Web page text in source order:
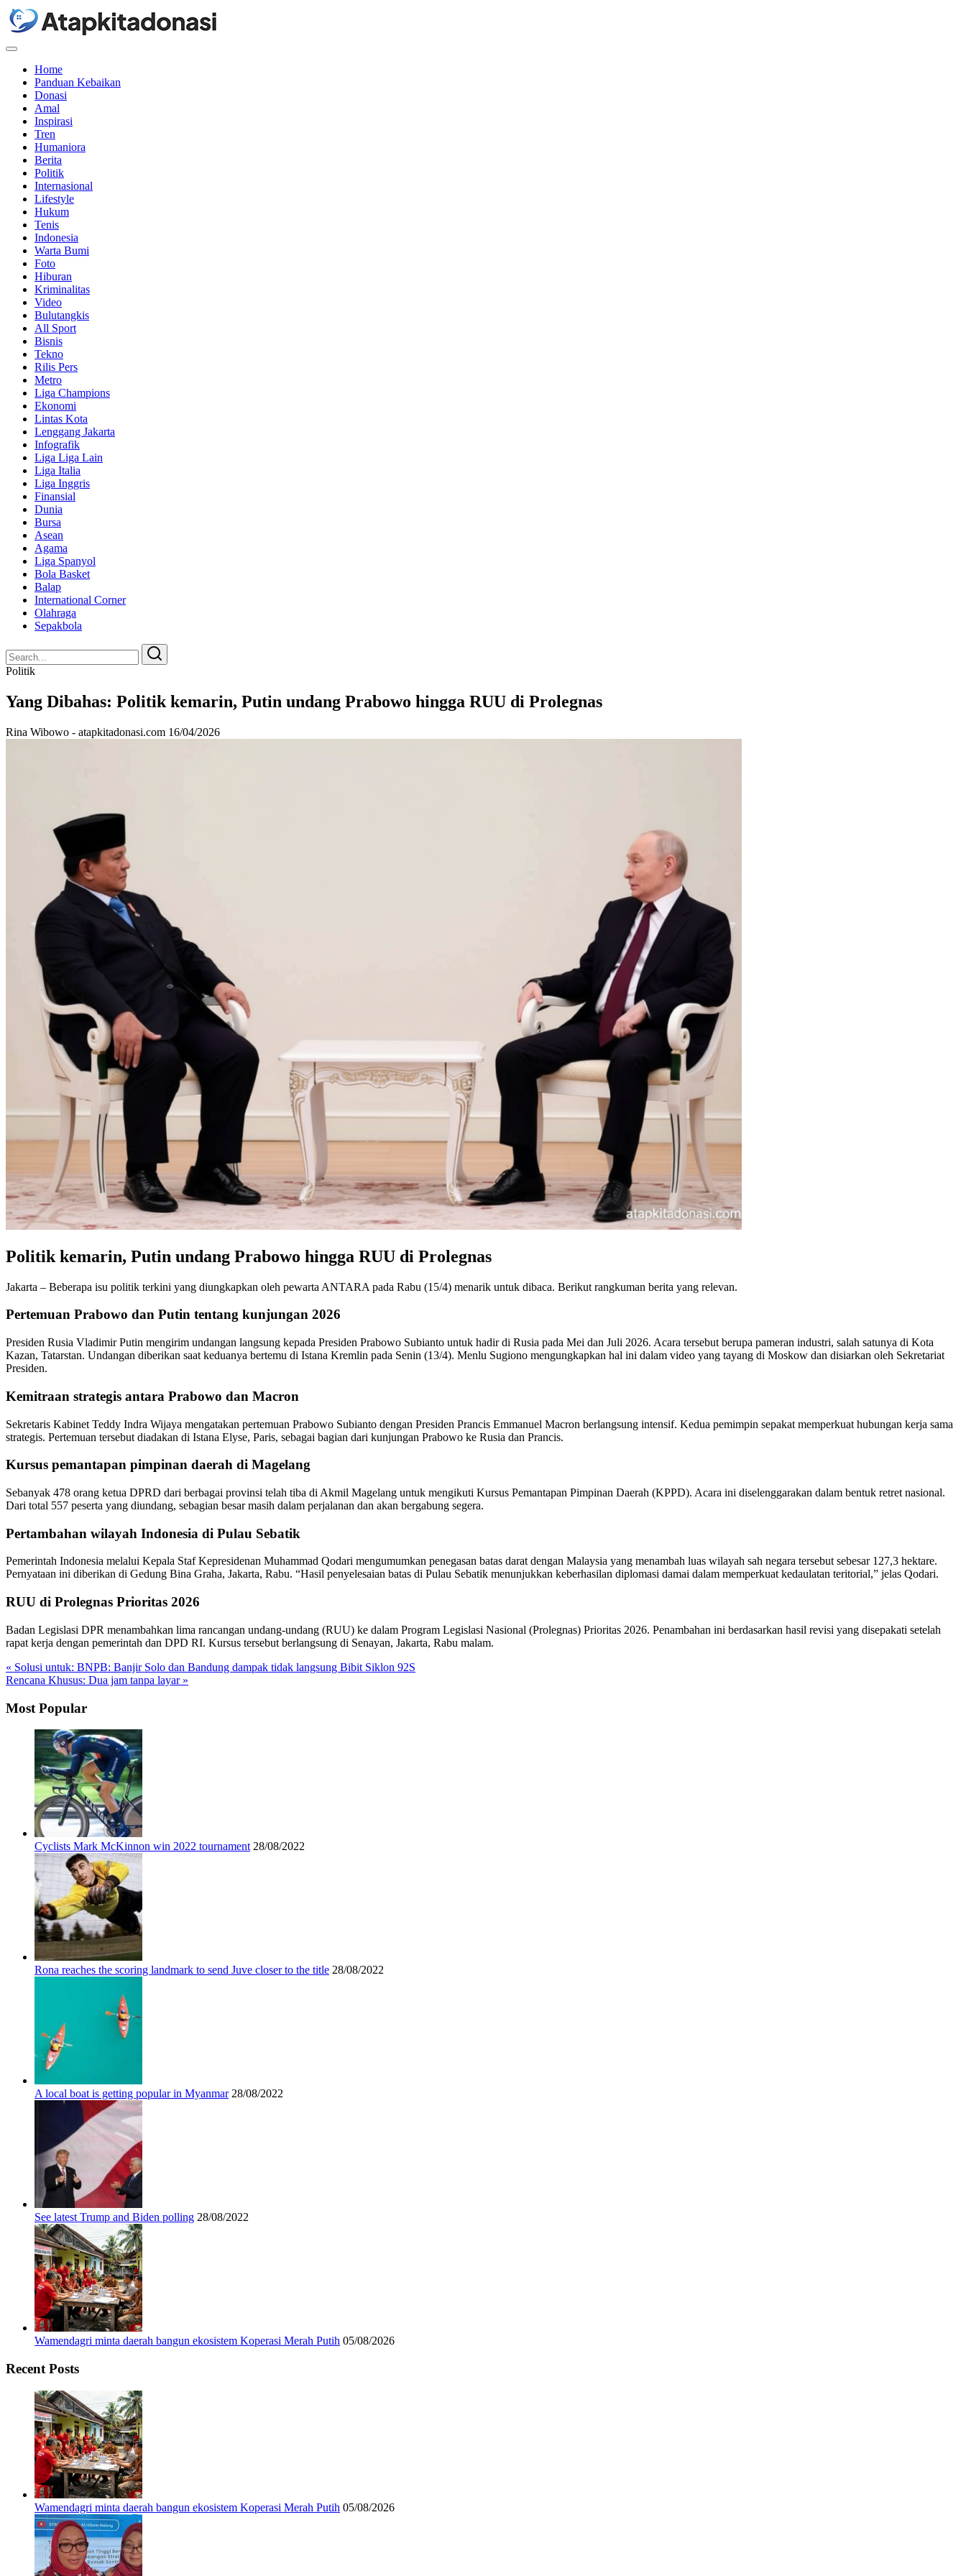
Menu
Home
Panduan Kebaikan
Donasi
Amal
Inspirasi
Tren
Humaniora
Berita
Politik
Internasional
Lifestyle
Hukum
Tenis
Indonesia
Warta Bumi
Foto
Hiburan
Kriminalitas
Video
Bulutangkis
All Sport
Bisnis
Tekno
Rilis Pers
Metro
Liga Champions
Ekonomi
Lintas Kota
Lenggang Jakarta
Infografik
Liga Liga Lain
Liga Italia
Liga Inggris
Finansial
Dunia
Bursa
Asean
Agama
Liga Spanyol
Bola Basket
Balap
International Corner
Olahraga
Sepakbola
Search
for:
Search
Politik
Yang Dibahas: Politik kemarin, Putin undang Prabowo hingga RUU di Prolegnas
Rina Wibowo - atapkitadonasi.com 16/04/2026
Politik kemarin, Putin undang Prabowo hingga RUU di Prolegnas
Jakarta – Beberapa isu politik terkini yang diungkapkan oleh pewarta ANTARA pada Rabu (15/4) menarik untuk dibaca. Berikut rangkuman berita yang relevan.
Pertemuan Prabowo dan Putin tentang kunjungan 2026
Presiden Rusia Vladimir Putin mengirim undangan langsung kepada Presiden Prabowo Subianto untuk hadir di Rusia pada Mei dan Juli 2026. Acara tersebut berupa pameran industri, salah satunya di Kota
Kazan, Tatarstan. Undangan diberikan saat keduanya bertemu di Istana Kremlin pada Senin (13/4). Menlu Sugiono mengungkapkan hal ini dalam video yang tayang di Moskow dan disiarkan oleh Sekretariat
Presiden.
Kemitraan strategis antara Prabowo dan Macron
Sekretaris Kabinet Teddy Indra Wijaya mengatakan pertemuan Prabowo Subianto dengan Presiden Prancis Emmanuel Macron berlangsung intensif. Kedua pemimpin sepakat memperkuat hubungan kerja sama
strategis. Pertemuan tersebut diadakan di Istana Elyse, Paris, sebagai bagian dari kunjungan Prabowo ke Rusia dan Prancis.
Kursus pemantapan pimpinan daerah di Magelang
Sebanyak 478 orang ketua DPRD dari berbagai provinsi telah tiba di Akmil Magelang untuk mengikuti Kursus Pemantapan Pimpinan Daerah (KPPD). Acara ini diselenggarakan dalam bentuk retret nasional.
Dari total 557 peserta yang diundang, sebagian besar masih dalam perjalanan dan akan bergabung segera.
Pertambahan wilayah Indonesia di Pulau Sebatik
Pemerintah Indonesia melalui Kepala Staf Kepresidenan Muhammad Qodari mengumumkan penegasan batas darat dengan Malaysia yang menambah luas wilayah sah negara tersebut sebesar 127,3 hektare.
Pernyataan ini diberikan di Gedung Bina Graha, Jakarta, Rabu. “Hasil penyelesaian batas di Pulau Sebatik menunjukkan keberhasilan diplomasi damai dalam memperkuat kedaulatan teritorial,” jelas Qodari.
RUU di Prolegnas Prioritas 2026
Badan Legislasi DPR menambahkan lima rancangan undang-undang (RUU) ke dalam Program Legislasi Nasional (Prolegnas) Prioritas 2026. Penambahan ini berdasarkan hasil revisi yang disepakati setelah
rapat kerja dengan pemerintah dan DPD RI. Kursus tersebut berlangsung di Senayan, Jakarta, Rabu malam.
« Solusi untuk: BNPB: Banjir Solo dan Bandung dampak tidak langsung Bibit Siklon 92S
Rencana Khusus: Dua jam tanpa layar »
Most Popular
Cyclists Mark McKinnon win 2022 tournament 28/08/2022
Rona reaches the scoring landmark to send Juve closer to the title 28/08/2022
A local boat is getting popular in Myanmar 28/08/2022
See latest Trump and Biden polling 28/08/2022
Wamendagri minta daerah bangun ekosistem Koperasi Merah Putih 05/08/2026
Recent Posts
Wamendagri minta daerah bangun ekosistem Koperasi Merah Putih 05/08/2026